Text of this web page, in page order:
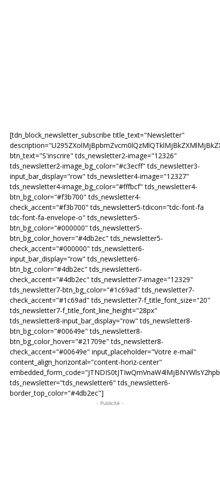
[tdn_block_newsletter_subscribe title_text="Newsletter"
btn_text="S'inscrire" tds_newsletter2-image="12326"
tds_newsletter2-image_bg_color="#c3ecff" tds_newsletter3-
input_bar_display="row" tds_newsletter4-image="12327"
tds_newsletter4-image_bg_color="#fffbcf" tds_newsletter4-
btn_bg_color="#f3b700" tds_newsletter4-
check_accent="#f3b700" tds_newsletter5-tdicon="tdc-font-fa
tdc-font-fa-envelope-o" tds_newsletter5-
btn_bg_color="#000000" tds_newsletter5-
btn_bg_color_hover="#4db2ec" tds_newsletter5-
check_accent="#000000" tds_newsletter6-
input_bar_display="row" tds_newsletter6-
btn_bg_color="#4db2ec" tds_newsletter6-
check_accent="#4db2ec" tds_newsletter7-image="12329"
tds_newsletter7-btn_bg_color="#1c69ad" tds_newsletter7-
check_accent="#1c69ad" tds_newsletter7-f_title_font_size="20"
tds_newsletter7-f_title_font_line_height="28px"
tds_newsletter8-input_bar_display="row" tds_newsletter8-
btn_bg_color="#00649e" tds_newsletter8-
btn_bg_color_hover="#21709e" tds_newsletter8-
check_accent="#00649e" input_placeholder="Votre e-mail"
content_align_horizontal="content-horiz-center"
tds_newsletter="tds_newsletter6" tds_newsletter6-
border_top_color="#4db2ec"]
- Publicité -